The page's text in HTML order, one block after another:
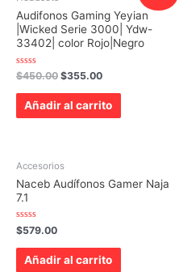
Audifonos Gaming Yeyian
|Wicked Serie 3000| Ydw-
33402| color Rojo|Negro
Valorado
con
0
$450.00 $355.00
Añadir al carrito
Accesorios
Naceb Audífonos Gamer Naja
7.1
Valorado
con
0
$579.00
Añadir al carrito